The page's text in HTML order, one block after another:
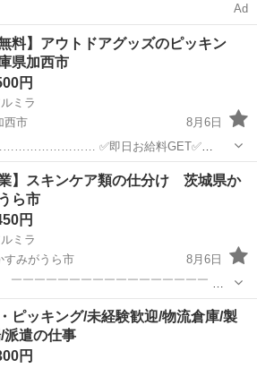
Ad
無料】アウトドアグッズのピッキン
県加西市
円
ルミラ
西市
8月6日
には 嬉しい制度ですよね！ ...
給料
業】スキンケア類の仕分け 茨城県か
ら市
円
ルミラ
すみがうら市
8月6日
時給からのスタートで しっかり稼げる環境
れる職場なので 努力次第で時給はUP！...
倉庫 スタッフ
ピッキング/未経験歓迎/物流倉庫/製
派遣の仕事
円